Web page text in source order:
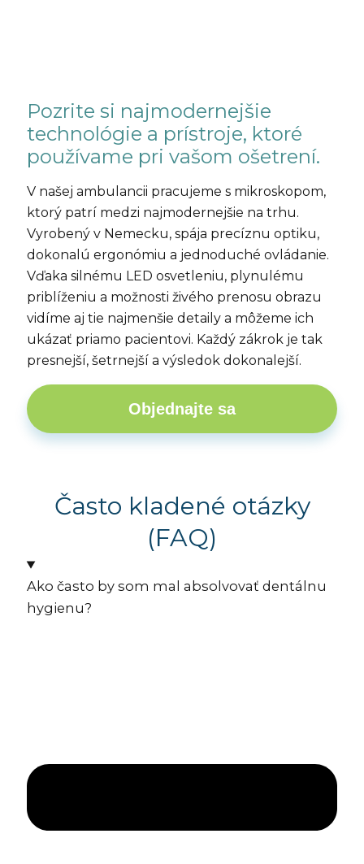
Pozrite si najmodernejšie
technológie a prístroje, ktoré
používame pri vašom ošetrení.
V našej ambulancii pracujeme s mikroskopom,
ktorý patrí medzi najmodernejšie na trhu.
Vyrobený v Nemecku, spája precíznu optiku,
dokonalú ergonómiu a jednoduché ovládanie.
Vďaka silnému LED osvetleniu, plynulému
priblíženiu a možnosti živého prenosu obrazu
vidíme aj tie najmenšie detaily a môžeme ich
ukázať priamo pacientovi. Každý zákrok je tak
presnejší, šetrnejší a výsledok dokonalejší.
Objednajte sa
Často kladené otázky
(FAQ)
Ako často by som mal absolvovať dentálnu
hygienu?